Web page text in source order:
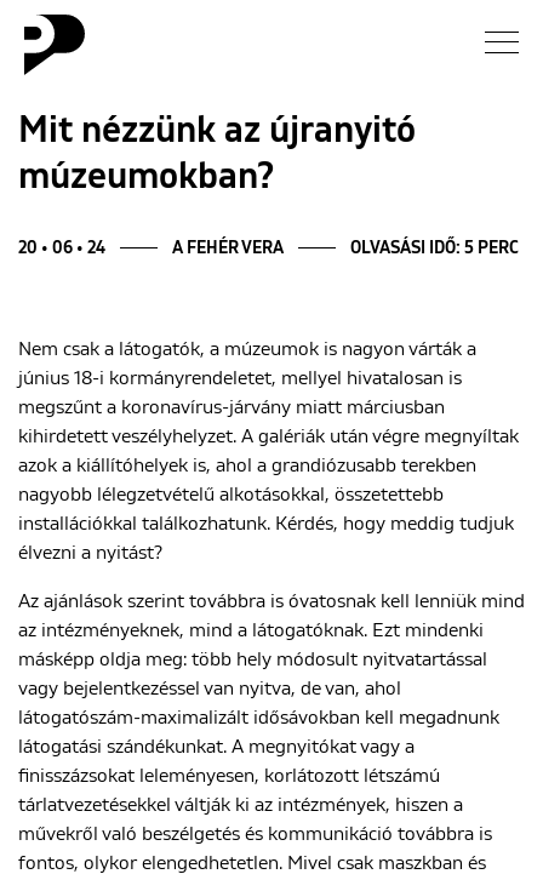
Hírek
Galéria
Interjú
Blog
Rólunk
ENGLISH
Mit nézzünk az újranyitó
múzeumokban?
20 • 06 • 24 A FEHÉR VERA OLVASÁSI IDŐ: 5 PERC
Nem csak a látogatók, a múzeumok is nagyon várták a
június 18-i kormányrendeletet, mellyel hivatalosan is
megszűnt a koronavírus-járvány miatt márciusban
kihirdetett veszélyhelyzet. A galériák után végre megnyíltak
azok a kiállítóhelyek is, ahol a grandiózusabb terekben
nagyobb lélegzetvételű alkotásokkal, összetettebb
installációkkal találkozhatunk. Kérdés, hogy meddig tudjuk
élvezni a nyitást?
Az ajánlások szerint továbbra is óvatosnak kell lenniük mind
az intézményeknek, mind a látogatóknak. Ezt mindenki
másképp oldja meg: több hely módosult nyitvatartással
vagy bejelentkezéssel van nyitva, de van, ahol
látogatószám-maximalizált idősávokban kell megadnunk
látogatási szándékunkat. A megnyitókat vagy a
finisszázsokat leleményesen, korlátozott létszámú
tárlatvezetésekkel váltják ki az intézmények, hiszen a
művekről való beszélgetés és kommunikáció továbbra is
fontos, olykor elengedhetetlen. Mivel csak maszkban és